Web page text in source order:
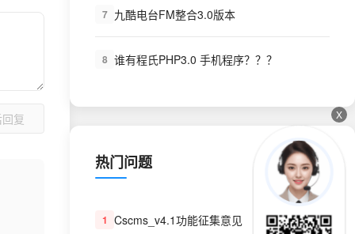
X
复
7 九酷电台FM整合3.0版本
8 谁有程氏PHP3.0 手机程序？？？
热门问题
1 Cscms_v4.1功能征集意见